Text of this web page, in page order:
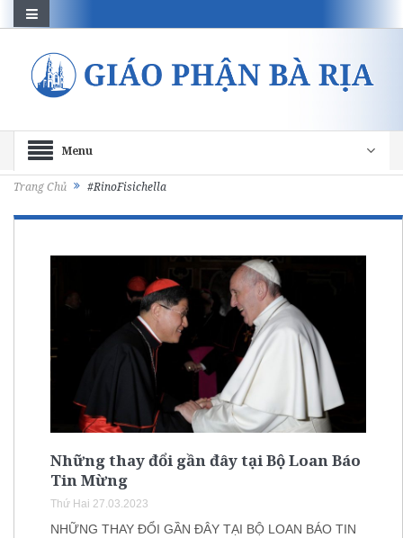
Menu
Trang Chủ #RinoFisichella
Những thay đổi gần đây tại Bộ Loan Báo
Tin Mừng
Thứ Hai 27.03.2023
NHỮNG THAY ĐỔI GẦN ĐÂY TẠI BỘ LOAN BÁO TIN